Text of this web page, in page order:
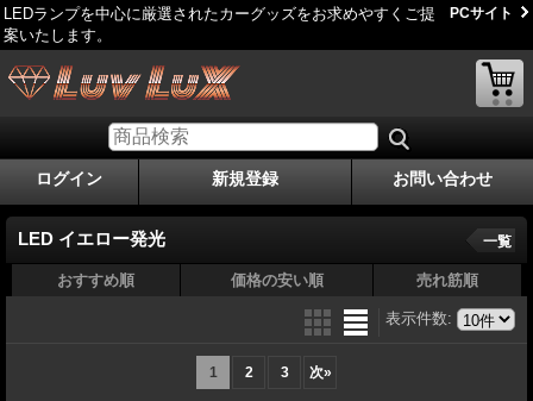
LEDランプを中心に厳選されたカーグッズをお求めやすくご提
案いたします。
PCサイト
ログイン 新規登録 お問い合わせ
LED イエロー発光 一覧
おすすめ順 価格の安い順 売れ筋順
表示件数:
1 2 3 次»